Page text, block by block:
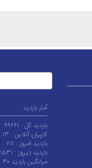
آمار بازدید
بازدید کل : ۴۸۲۴۱
کاربران آنلاین : ۱۳
بازدید امروز : ۷۱۱
بازدید دیروز : ۱۵۳۱
میانگین بازدید ۳۰ روز گذشته :